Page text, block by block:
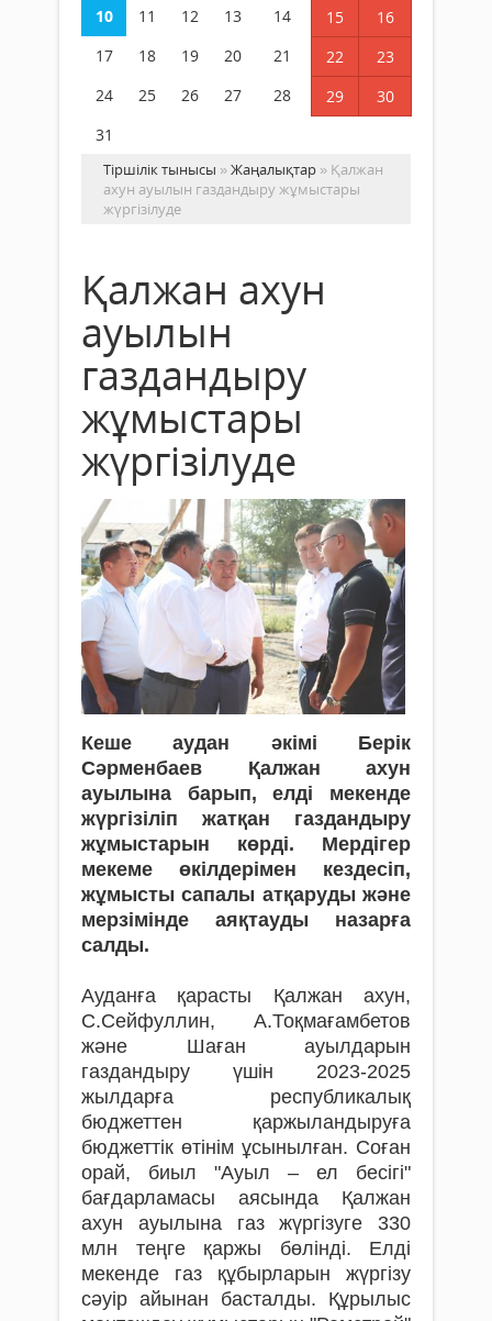
10
11 12 13 14 15
16
17
18 19 20 21 22
23
24
25 26 27 28 29
30
31
Тіршілік тынысы »Жаңалықтар » Қалжан
ахун ауылын газдандыру жұмыстары
жүргізілуде
Қалжан ахун
ауылын
газдандыру
жұмыстары
жүргізілуде
Кеше аудан әкімі Берік
Сәрменбаев Қалжан ахун
ауылына барып, елді мекенде
жүргізіліп жатқан газдандыру
жұмыстарын көрді. Мердігер
мекеме өкілдерімен кездесіп,
жұмысты сапалы атқаруды және
мерзімінде аяқтауды назарға
салды.
Ауданға қарасты Қалжан ахун,
С.Сейфуллин, А.Тоқмағамбетов
және Шаған ауылдарын
газдандыру үшін 2023-2025
жылдарға республикалық
бюджеттен қаржыландыруға
бюджеттік өтінім ұсынылған. Соған
орай, биыл "Ауыл – ел бесігі"
бағдарламасы аясында Қалжан
ахун ауылына газ жүргізуге 330
млн теңге қаржы бөлінді. Елді
мекенде газ құбырларын жүргізу
сәуір айынан басталды. Құрылыс